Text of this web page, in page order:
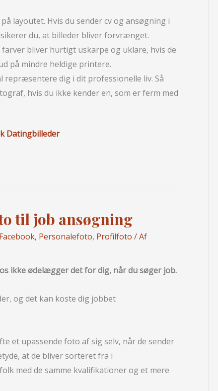
layoutet. Hvis du sender cv og ansøgning i
du, at billeder bliver forvrænget.
farver bliver hurtigt uskarpe og uklare, hvis de
på mindre heldige printere.
repræsentere dig i dit professionelle liv. Så
hvis du ikke kender en, som er ferm med
Datingbilleder
til job ansøgning
Facebook, Personalefoto, Profilfoto / Af
ikke ødelægger det for dig, når du søger job.
og det kan koste dig jobbet
et upassende foto af sig selv, når de sender
at de bliver sorteret fra i
med de samme kvalifikationer og et mere